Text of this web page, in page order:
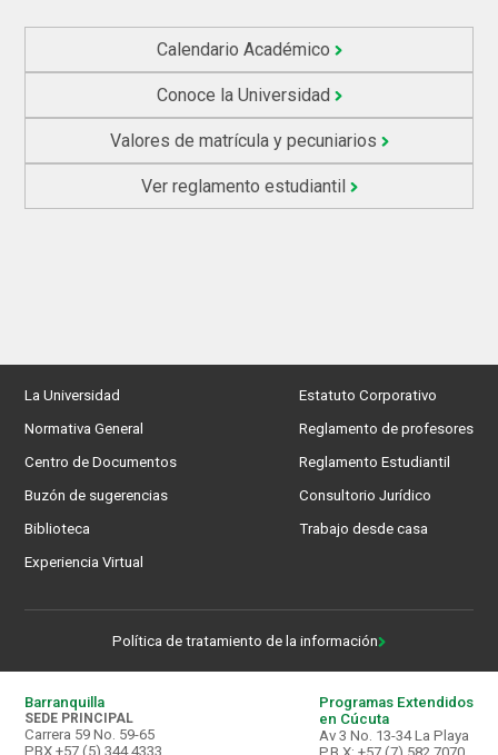
Calendario Académico
Conoce la Universidad
Valores de matrícula y pecuniarios
Ver reglamento estudiantil
La Universidad
Normativa General
Centro de Documentos
Buzón de sugerencias
Biblioteca
Experiencia Virtual
Estatuto Corporativo
Reglamento de profesores
Reglamento Estudiantil
Consultorio Jurídico
Trabajo desde casa
Política de tratamiento de la información
Barranquilla
SEDE PRINCIPAL
Carrera 59 No. 59-65
PBX +57 (5) 344 4333.
Programas Extendidos
en Cúcuta
Av 3 No. 13-34 La Playa